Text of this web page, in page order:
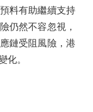
料有助繼續支持
仍然不容忽視，
鏈受阻風險，港
化。